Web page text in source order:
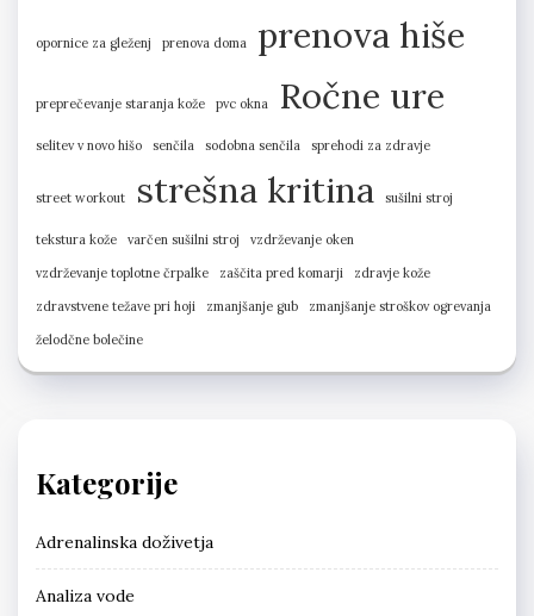
opornice za gleženj prenova doma prenova hiše
preprečevanje staranja kože pvc okna Ročne ure
selitev v novo hišo senčila sodobna senčila sprehodi za zdravje
street workout strešna kritina sušilni stroj
tekstura kože varčen sušilni stroj
vzdrževanje oken
vzdrževanje toplotne črpalke
zaščita pred komarji
zdravje kože
zdravstvene težave pri hoji
zmanjšanje gub
zmanjšanje stroškov ogrevanja
želodčne bolečine
Kategorije
Adrenalinska doživetja
Analiza vode